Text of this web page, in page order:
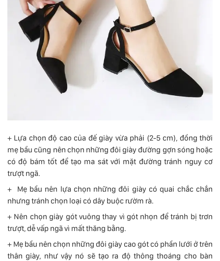
+ Lựa chọn độ cao của đế giày vừa phải (2-5 cm), đồng thời
mẹ bầu cũng nên chọn những đôi giày đường gợn sóng hoặc
có độ bám tốt để tạo ma sát với mặt đường tránh nguy cơ
trượt ngã.
+ Mẹ bầu nên lựa chọn những đôi giày có quai chắc chắn
nhưng tránh chọn loại có dây buộc rườm rà.
+ Nên chọn giày gót vuông thay vì gót nhọn để tránh bị trơn
trượt, dễ vấp ngã vì mất thăng bằng.
+ Mẹ bầu nên chọn những đôi giày cao gót có phần lưới ở trên
thân giày, như vậy nó sẽ tạo ra độ thông thoáng cho bàn